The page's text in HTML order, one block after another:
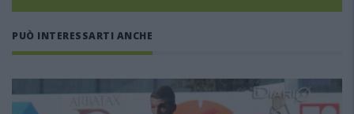
PUÒ INTERESSARTI ANCHE